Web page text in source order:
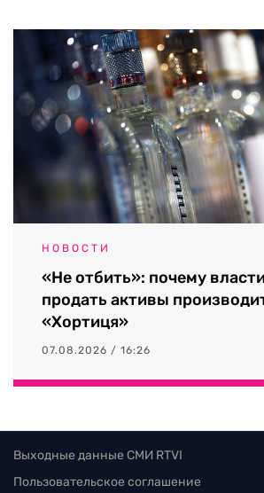
НОВОСТИ
«Не отбить»: почему
продать активы
«Хортиця»
07.08.2026 / 16:26
Выходные данные СМИ RTVI
Пользовательское соглашение